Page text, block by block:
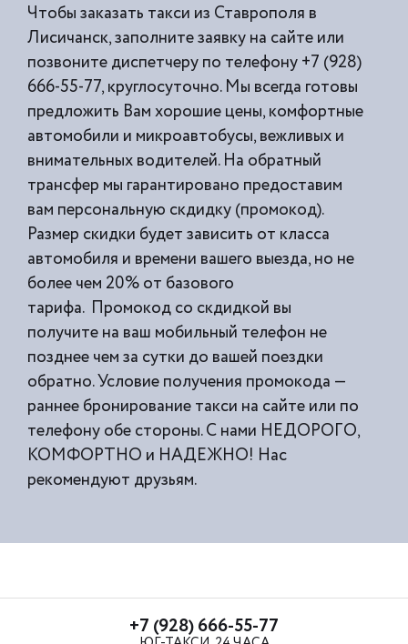
Чтобы заказать такси из Ставрополя в
Лисичанск, заполните заявку на сайте или
позвоните диспетчеру по телефону +7 (928)
666-55-77, круглосуточно. Мы всегда готовы
предложить Вам хорошие цены, комфортные
автомобили и микроавтобусы, вежливых и
внимательных водителей. На обратный
трансфер мы гарантировано предоставим
вам персональную скдидку (промокод).
Размер скидки будет зависить от класса
автомобиля и времени вашего выезда, но не
более чем 20% от базового
тарифа. Промокод со скдидкой вы
получите на ваш мобильный телефон не
позднее чем за сутки до вашей поездки
обратно. Условие получения промокода —
раннее бронирование такси на сайте или по
телефону обе стороны. С нами НЕДОРОГО,
КОМФОРТНО и НАДЕЖНО! Нас
рекомендуют друзьям.
+7 (928) 666-55-77